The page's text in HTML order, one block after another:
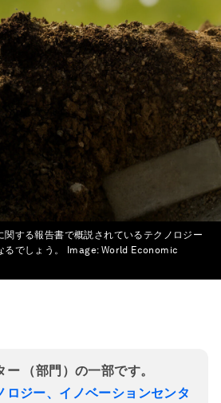
する報告書で概説されているテクノロジー
でしょう。
Image: World Economic
（部門）の一部です。
ロジー、イノベーションセンタ